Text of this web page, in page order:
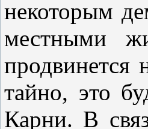
некоторым
местными
продвинется
тайно, это
Карни. В